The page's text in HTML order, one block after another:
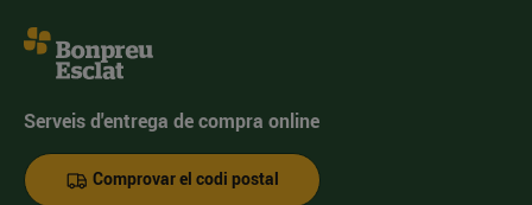
Serveis d'entrega de compra online
Comprovar el codi postal